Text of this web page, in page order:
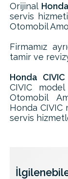
Orijinal
servis
Otomobil
Firmamız
tamir ve
Honda
CIVIC
Otomobil
Honda CIVIC
servis